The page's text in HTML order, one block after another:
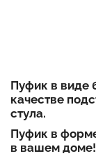
Пуфик в виде
качестве
стула.
Пуфик в
в вашем доме!